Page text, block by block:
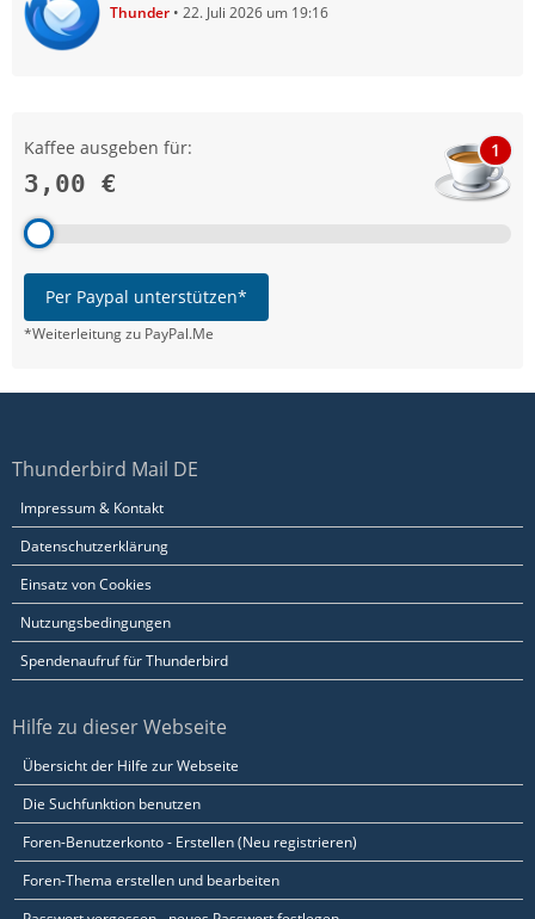
Thunder 22. Juli 2026 um 19:16
Kaffee ausgeben für:
3,00 €
1
Per Paypal unterstützen*
*Weiterleitung zu PayPal.Me
Thunderbird Mail DE
Impressum & Kontakt
Datenschutzerklärung
Einsatz von Cookies
Nutzungsbedingungen
Spendenaufruf für Thunderbird
Hilfe zu dieser Webseite
Übersicht der Hilfe zur Webseite
Die Suchfunktion benutzen
Foren-Benutzerkonto - Erstellen (Neu registrieren)
Foren-Thema erstellen und bearbeiten